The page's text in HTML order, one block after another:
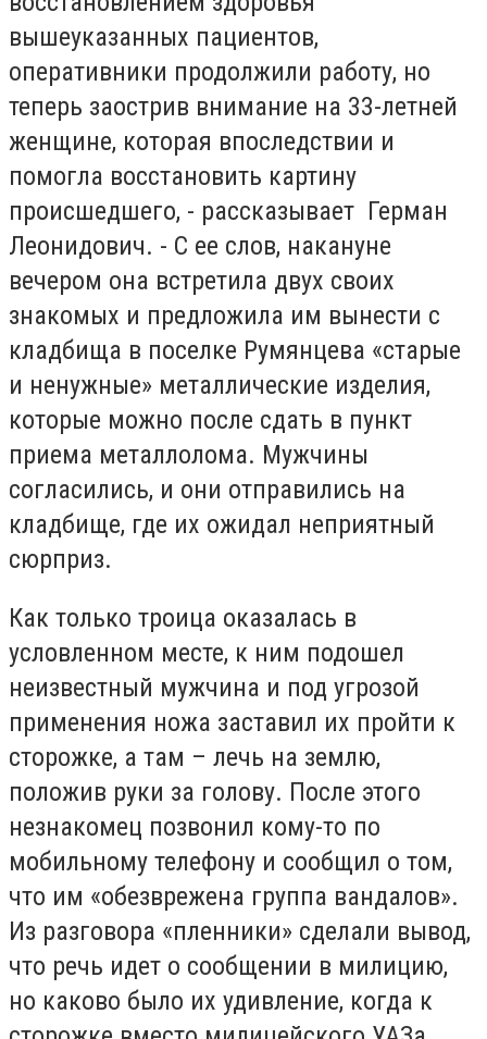
вышеуказанных пациентов,
оперативники продолжили работу, но
теперь заострив внимание на 33-летней
женщине, которая впоследствии и
помогла восстановить картину
происшедшего, - рассказывает Герман
Леонидович. - С ее слов, накануне
вечером она встретила двух своих
знакомых и предложила им вынести с
кладбища в поселке Румянцева «старые
и ненужные» металлические изделия,
которые можно после сдать в пункт
приема металлолома. Мужчины
согласились, и они отправились на
кладбище, где их ожидал неприятный
сюрприз.
Как только троица оказалась в
условленном месте, к ним подошел
неизвестный мужчина и под угрозой
применения ножа заставил их пройти к
сторожке, а там – лечь на землю,
положив руки за голову. После этого
незнакомец позвонил кому-то по
мобильному телефону и сообщил о том,
что им «обезврежена группа вандалов».
Из разговора «пленники» сделали вывод,
что речь идет о сообщении в милицию,
но каково было их удивление, когда к